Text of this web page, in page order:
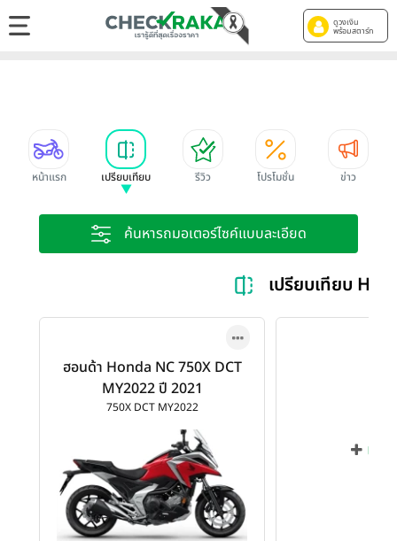
ดูวงเงิน
พร้อมสตาร์ท
หน้าแรก เปรียบเทียบ รีวิว โปรโมชั่น ข่าว
ค้นหารถมอเตอร์ไซค์แบบละเอียด
เปรียบเทียบ
ฮอนด้า Honda NC 750X DCT
MY2022 ปี 2021
750X DCT MY2022
เพิ่